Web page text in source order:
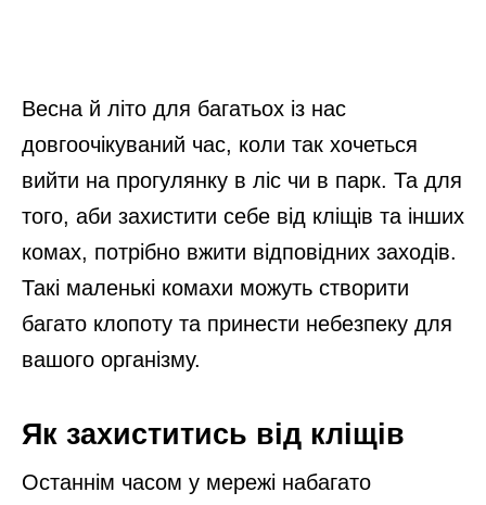
Весна й літо для багатьох із нас
довгоочікуваний час, коли так хочеться
вийти на прогулянку в ліс чи в парк. Та для
того, аби захистити себе від кліщів та інших
комах, потрібно вжити відповідних заходів.
Такі маленькі комахи можуть створити
багато клопоту та принести небезпеку для
вашого організму.
Як захиститись від кліщів
Останнім часом у мережі набагато